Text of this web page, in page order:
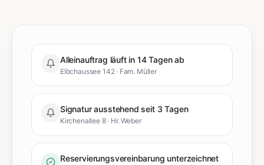
Alleinauftrag läuft in 14 Tagen ab
Elbchaussee 142 · Fam. Müller
Signatur ausstehend seit 3 Tagen
Kirchenallee 8 · Hr. Weber
Reservierungsvereinbarung unterzeichnet